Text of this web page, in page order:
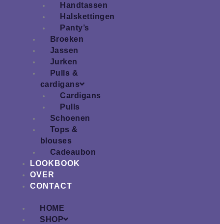
Handtassen
Halskettingen
Panty’s
Broeken
Jassen
Jurken
Pulls &
cardigans
Cardigans
Pulls
Schoenen
Tops &
blouses
Cadeaubon
LOOKBOOK
OVER
CONTACT
HOME
SHOP